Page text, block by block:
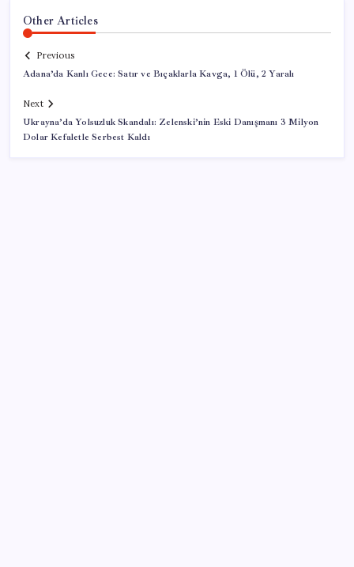
Other Articles
Previous
Adana’da Kanlı Gece: Satır ve Bıçaklarla Kavga, 1 Ölü, 2 Yaralı
Next
Ukrayna’da Yolsuzluk Skandalı: Zelenski’nin Eski Danışmanı 3 Milyon
Dolar Kefaletle Serbest Kaldı